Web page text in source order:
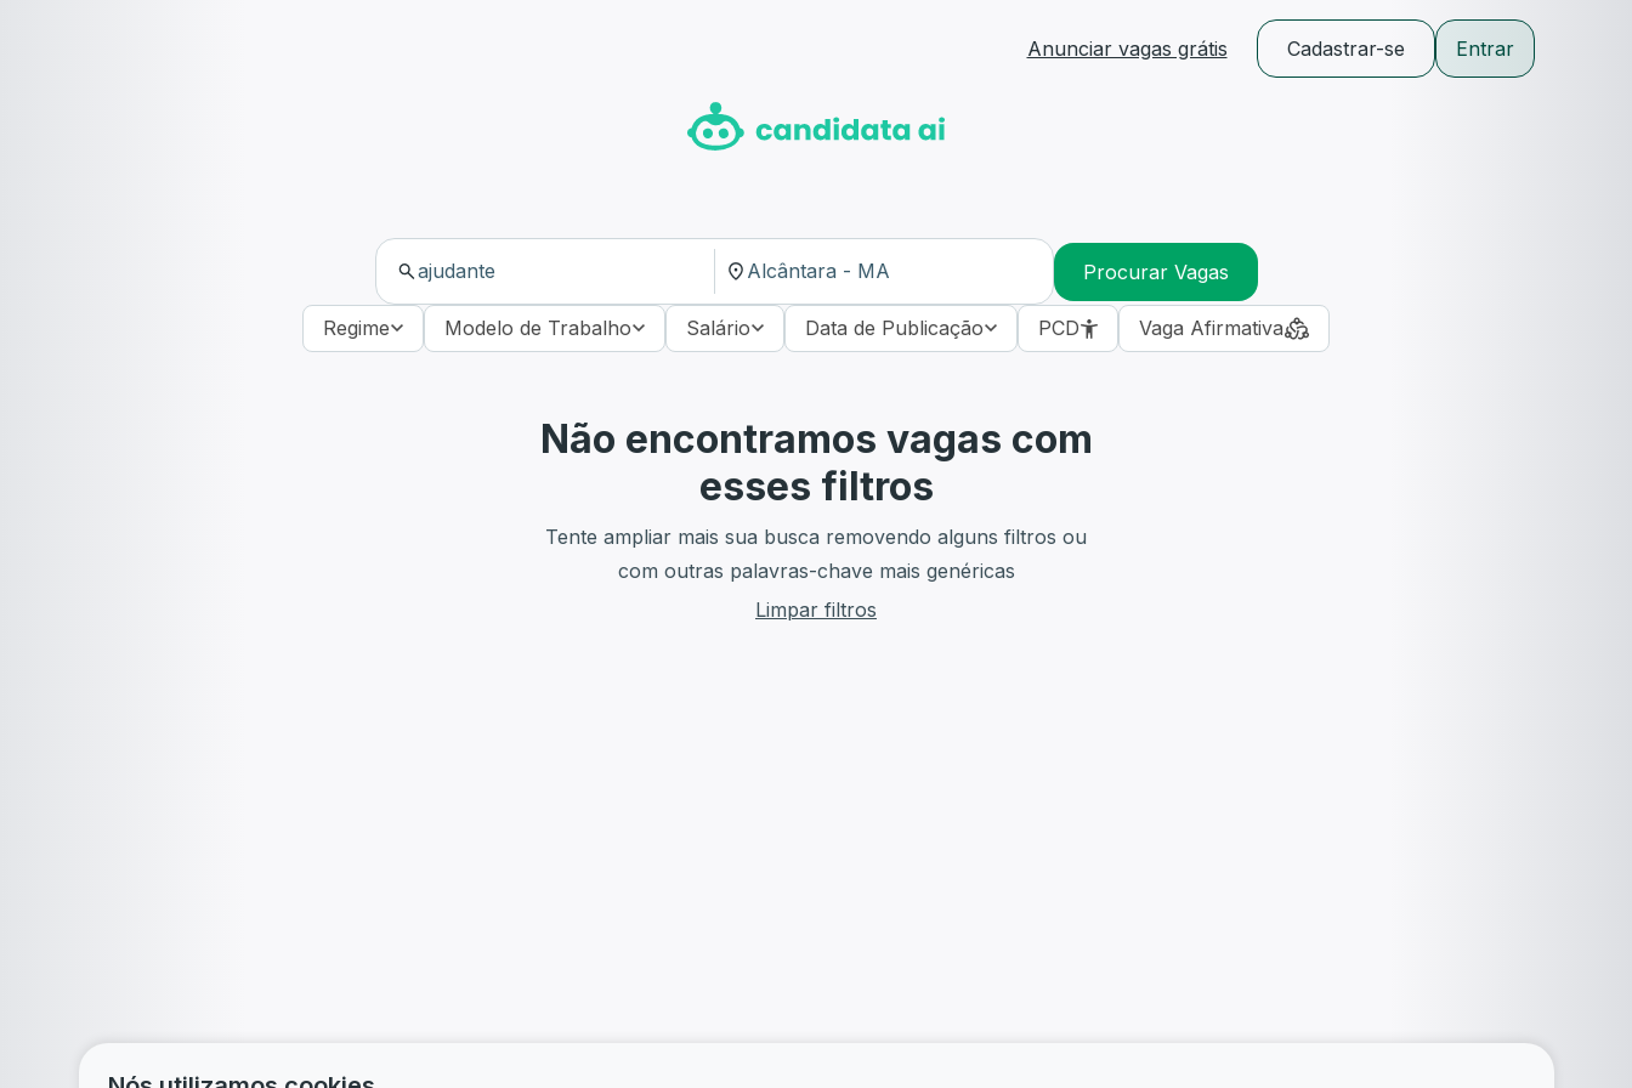
Anunciar vagas grátis Cadastrar-se Entrar
Procurar Vagas
Regime Modelo de Trabalho Salário Data de Publicação PCD Vaga Afirmativa
Não encontramos vagas com
esses filtros
Tente ampliar mais sua busca removendo alguns filtros ou
com outras palavras-chave mais genéricas
Limpar filtros